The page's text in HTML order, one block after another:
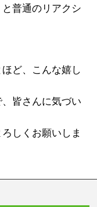
普通のリアクシ
ど、こんな嬉し
皆さんに気づい
しくお願いしま